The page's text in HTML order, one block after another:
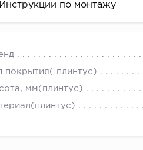
Инструкции по монтажу
покрытия( плинтус)
мм(плинтус)